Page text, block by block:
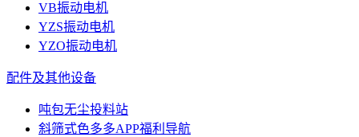
VB振动电机
YZS振动电机
YZO振动电机
配件及其他设备
吨包无尘投料站
斜筛式色多多APP福利导航